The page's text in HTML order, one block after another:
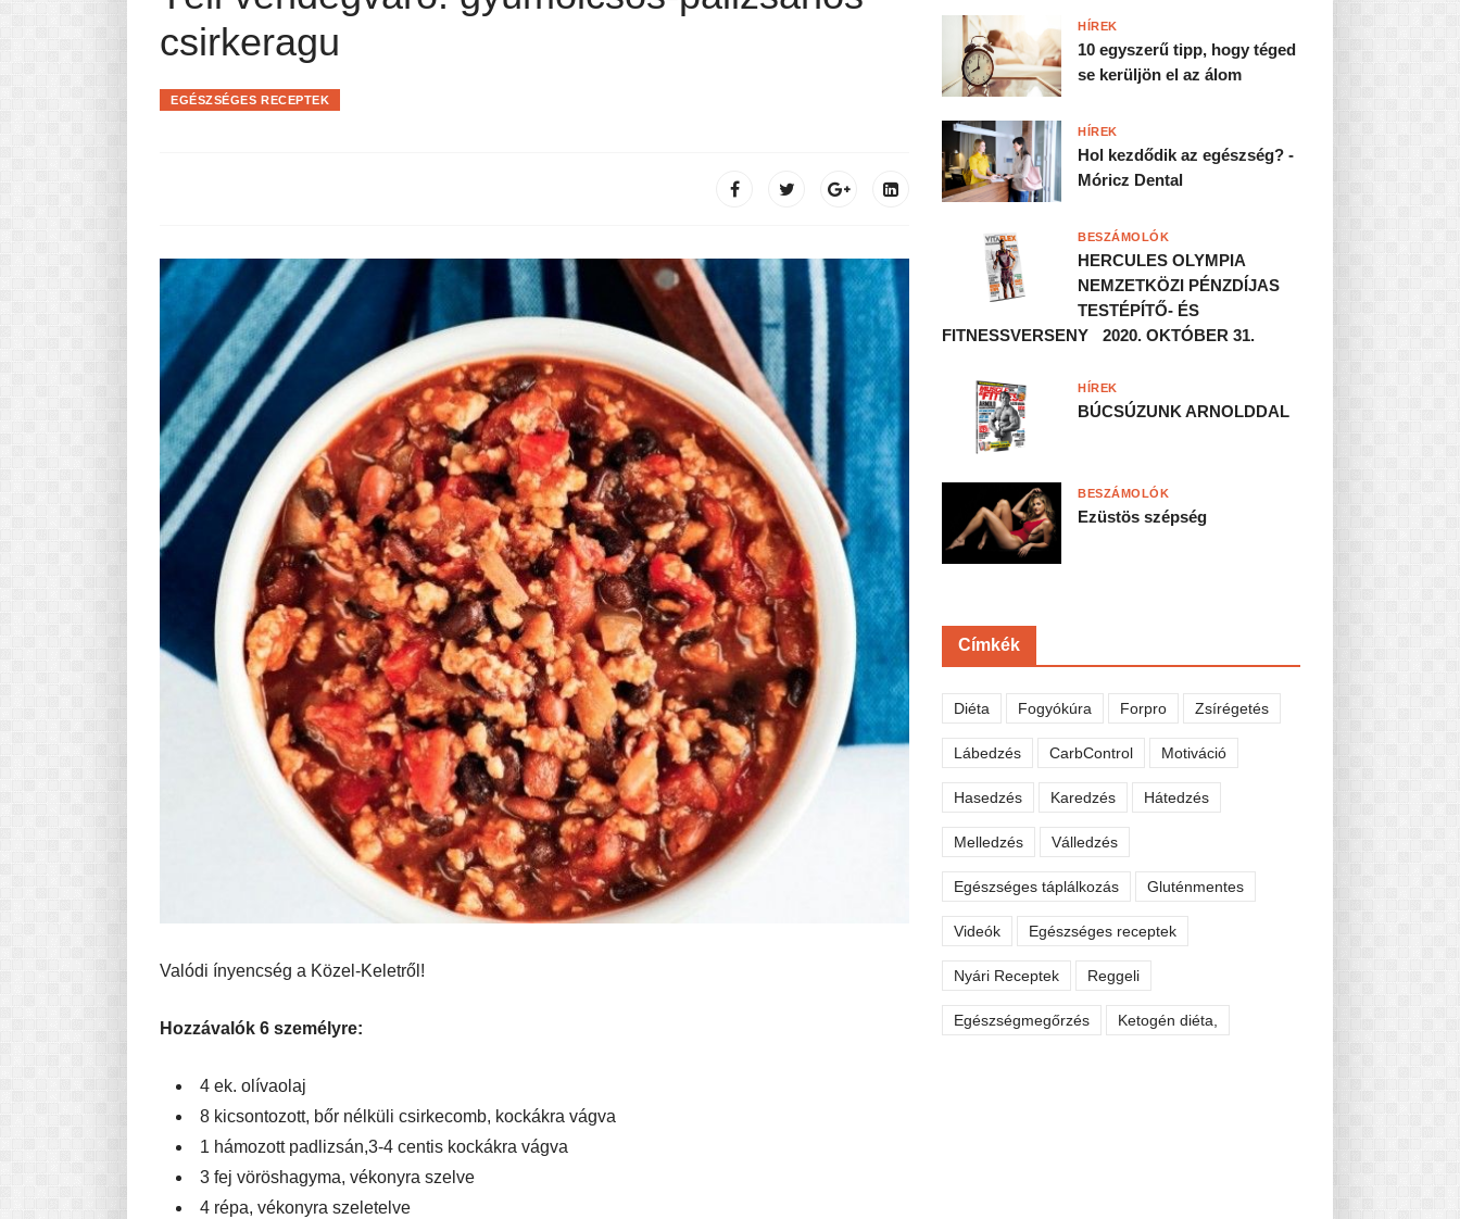
Pasta-túra - avagy A TÉSZTA TÖRTÉNETE
MINDENNAPI KENYERÜNK
csirkeragu
EGÉSZSÉGES RECEPTEK
Valódi ínyencség a Közel-Keletről!
Hozzávalók 6 személyre:
4 ek. olívaolaj
8 kicsontozott, bőr nélküli csirkecomb, kockákra vágva
1 hámozott padlizsán,3-4 centis kockákra vágva
3 fej vöröshagyma, vékonyra szelve
4 répa, vékonyra szeletelve
10 egyszerű tipp, hogy téged
se kerüljön el az álom
HÍREK
Hol kezdődik az egészség? -
Móricz Dental
HÍREK
HERCULES OLYMPIA
NEMZETKÖZI PÉNZDÍJAS
TESTÉPÍTŐ- ÉS
FITNESSVERSENY 2020. OKTÓBER 31.
BESZÁMOLÓK
BÚCSÚZUNK ARNOLDDAL
HÍREK
Ezüstös szépség
BESZÁMOLÓK
Címkék
Diéta Fogyókúra Forpro Zsírégetés
Lábedzés CarbControl Motiváció
Hasedzés Karedzés Hátedzés
Melledzés Válledzés
Egészséges táplálkozás Gluténmentes
Videók Egészséges receptek
Nyári Receptek Reggeli
Egészségmegőrzés Ketogén diéta,